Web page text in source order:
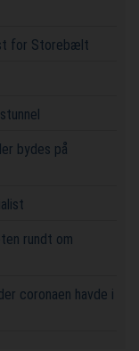
for Storebælt
bydes på
rundt om
coronaen havde i